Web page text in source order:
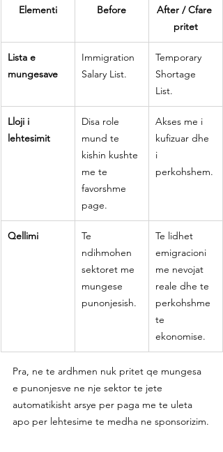
Elementi Before
After / Cfare
pritet
Lista e
mungesave
Immigration
Salary List.
Temporary
Shortage
List.
Lloji i
lehtesimit
Disa role
mund te
kishin kushte
me te
favorshme
page.
Akses me i
kufizuar dhe
i
perkohshem.
Qellimi
Te
ndihmohen
sektoret me
mungese
punonjesish.
Te lidhet
emigracioni
me nevojat
reale dhe te
perkohshme
te
ekonomise.
Pra, ne te ardhmen nuk pritet qe mungesa
e punonjesve ne nje sektor te jete
automatikisht arsye per paga me te uleta
apo per lehtesime te medha ne sponsorizim.